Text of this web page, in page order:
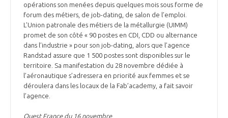
opérations son menées depuis quelques mois sous forme de
forum des métiers, de job-dating, de salon de l’emploi.
L’Union patronale des métiers de la métallurgie (UIMM)
promet de son côté « 90 postes en CDI, CDD ou alternance
dans l’industrie » pour son job-dating, alors que l’agence
Randstad assure que 1 500 postes sont disponibles sur le
territoire. Sa manifestation du 28 novembre dédiée à
l’aéronautique s’adressera en priorité aux femmes et se
déroulera dans les locaux de la Fab’academy, a fait savoir
l’agence.
Ouest France du 16 novembre